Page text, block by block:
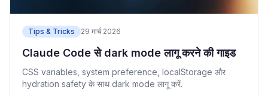
Tips & Tricks 29 मार्च 2026
Claude Code से dark mode लागू करने की गाइड
CSS variables, system preference, localStorage और
hydration safety के साथ dark mode लागू करें.